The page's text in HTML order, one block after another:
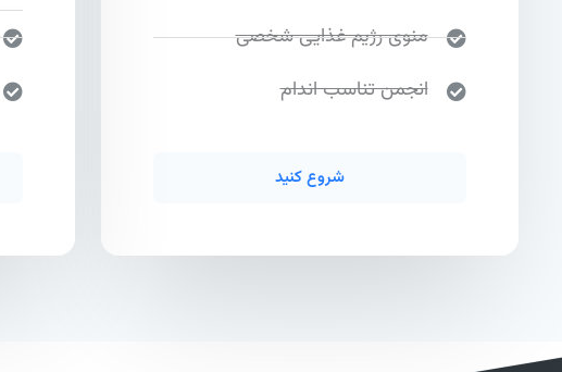
منوی رژیم غذایی شخصی
انجمن تناسب اندام
شروع کنید